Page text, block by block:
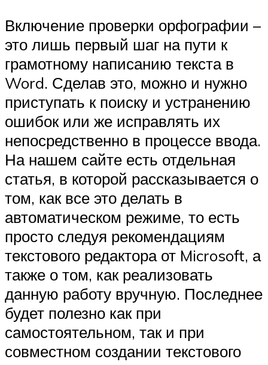
Включение проверки орфографии –
это лишь первый шаг на пути к
грамотному написанию текста в
Word. Сделав это, можно и нужно
приступать к поиску и устранению
ошибок или же исправлять их
непосредственно в процессе ввода.
На нашем сайте есть отдельная
статья, в которой рассказывается о
том, как все это делать в
автоматическом режиме, то есть
просто следуя рекомендациям
текстового редактора от Microsoft, а
также о том, как реализовать
данную работу вручную. Последнее
будет полезно как при
самостоятельном, так и при
совместном создании текстового